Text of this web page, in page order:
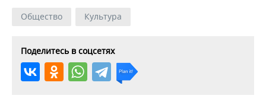
Общество Культура
Поделитесь в соцсетях